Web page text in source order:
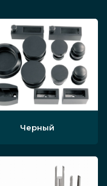
Черный